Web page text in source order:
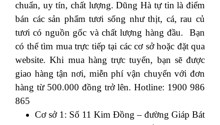
chuẩn, uy tín, chất lượng. Dũng Hà tự tin là điểm
bán các sản phẩm tươi sống như thịt, cá, rau củ
tươi có nguồn gốc và chất lượng hàng đầu.
Bạn
có thể tìm mua trực tiếp tại các cơ sở hoặc đặt qua
website.Khi mua hàng trực tuyến, bạn sẽ được
giao hàng tận nơi, miễn phí vận chuyển với đơn
hàng từ 500.000 đồng trở lên. Hotline: 1900 986
865
Cơ sở 1: Số 11 Kim Đồng – đường Giáp Bát